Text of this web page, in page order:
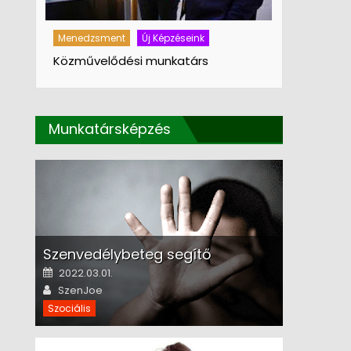
Menedzsment Új Képzéseink
Közművelődési munkatárs
Munkatársképzés
Szenvedélybeteg segítő
Posted on
2022.03.01.
Author
SzenJoe
Szociális